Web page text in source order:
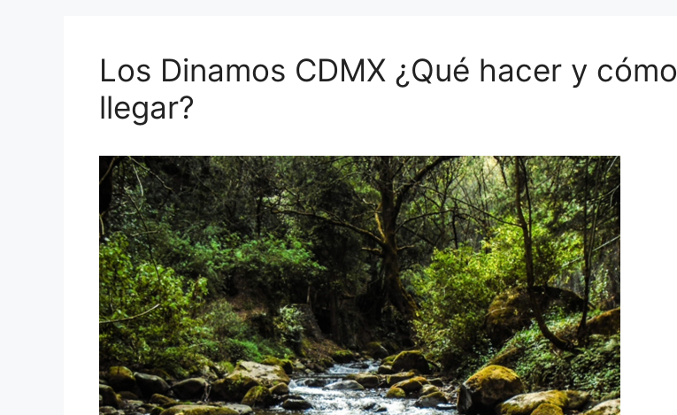
Los Dinamos CDMX ¿Qué hacer y cómo
llegar?